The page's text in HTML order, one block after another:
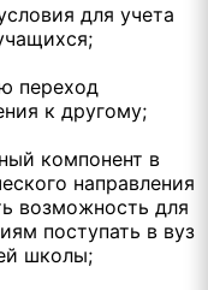
для учета
переход
к другому;
компонент в
направления
возможность для
поступать в вуз
школы;